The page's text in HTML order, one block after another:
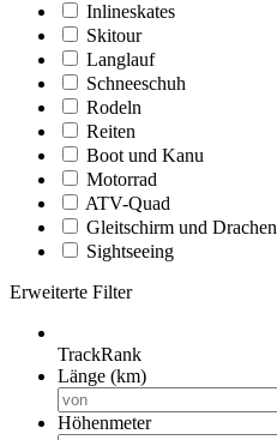
Inlineskates
Skitour
Langlauf
Schneeschuh
Rodeln
Reiten
Boot und Kanu
Motorrad
ATV-Quad
Gleitschirm und Drachen
Sightseeing
Erweiterte Filter
TrackRank
Länge (km)
Höhenmeter